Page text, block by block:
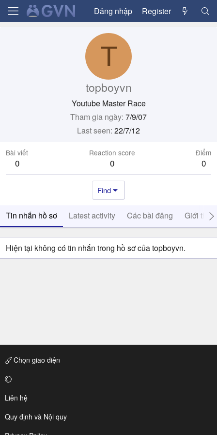
Đăng nhập Register
T
topboyvn
Youtube Master Race
Tham gia ngày 7/9/07
Last seen 22/7/12
Bài viết
0
Reaction score
0
Điểm
0
Find
Tin nhắn hồ sơ Latest activity Các bài đăng Giới thiệu
Hiện tại không có tin nhắn trong hồ sơ của topboyvn.
Chọn giao diện
Liên hệ
Quy định và Nội quy